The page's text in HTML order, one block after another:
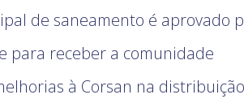
de saneamento é aprovado
para receber a comunidade
à Corsan na